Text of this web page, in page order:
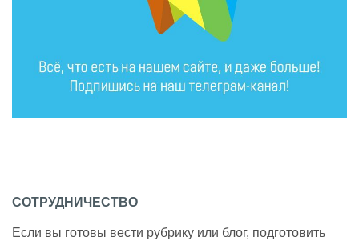
СОТРУДНИЧЕСТВО
Если вы готовы вести рубрику или блог, подготовить